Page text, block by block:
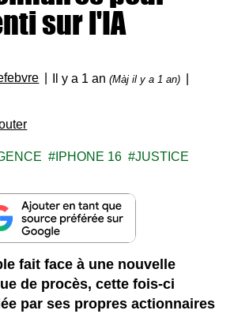
sur l'IA
Il y a 1 an(Màj il y a 1 an)
IPHONE 16
JUSTICE
fait face à une nouvelle
de procès, cette fois-ci
par ses propres actionnaires